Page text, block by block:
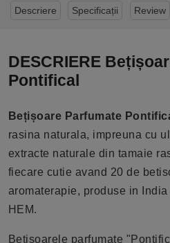
Descriere Specificații Review
DESCRIERE
Pontifical
Bețișoare Parfumate
rasina naturala, impreuna cu
extracte naturale din tamaie
fiecare cutie avand 20 de
aromaterapie, produse in
HEM.
Bețișoarele parfumate